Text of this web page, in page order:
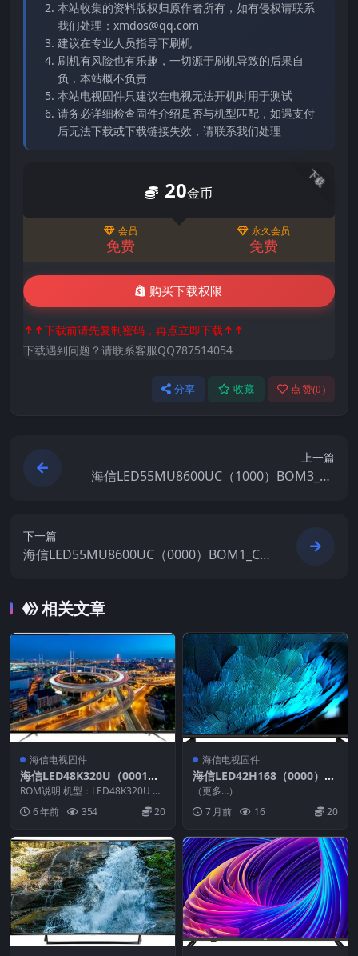
本站收集的资料版权归原作者所有，如有侵权请联系
我们处理：xmdos@qq.com
建议在专业人员指导下刷机
刷机有风险也有乐趣，一切源于刷机导致的后果自
负，本站概不负责
本站电视固件只建议在电视无法开机时用于测试
请务必详细检查固件介绍是否与机型匹配，如遇支付
后无法下载或下载链接失效，请联系我们处理
下载
20金币
会员
免费
永久会员
免费
购买下载权限
↑↑下载前请先复制密码，再点立即下载↑↑
下载遇到问题？请联系客服QQ787514054
分享 收藏 点赞(0)
上一篇
海信LED55MU8600UC（1000）BOM3_C0
下一篇
海信LED55MU8600UC（0000）BOM1_C0
相关文章
海信电视固件
海信LED48K320U（0001）
BOM2官方原厂USB刷机电视
固件包
ROM说明 机型：LED48K320U 固
件版本：（0001） BOM：2 海
信...6 年前 354 20
海信电视固件
海信LED42H168（0000）B
OM1_G005_20160301_U盘
刷机固件
（更多…）
7 月前
16 20